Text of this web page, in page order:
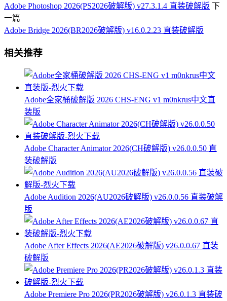
Adobe Photoshop 2026(PS2026破解版) v27.3.1.4 直装破解版 下
一篇
Adobe Bridge 2026(BR2026破解版) v16.0.2.23 直装破解版
相关推荐
Adobe全家桶破解版 2026 CHS-ENG v1 m0nkrus中文直
装版
Adobe Character Animator 2026(CH破解版) v26.0.0.50 直
装破解版
Adobe Audition 2026(AU2026破解版) v26.0.0.56 直装破解
版
Adobe After Effects 2026(AE2026破解版) v26.0.0.67 直装
破解版
Adobe Premiere Pro 2026(PR2026破解版) v26.0.1.3 直装破